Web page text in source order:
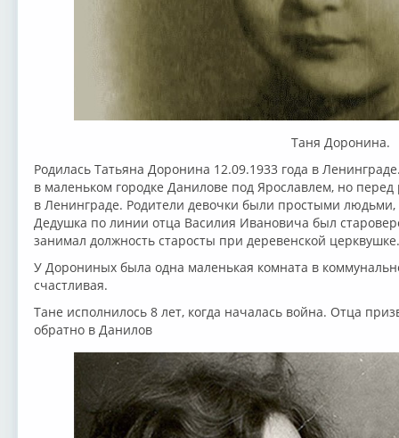
Таня Доронина.
Родилась Татьяна Доронина 12.09.1933 года в
в маленьком городке Данилове под Ярославлем, но
в Ленинграде. Родители девочки были простыми людьми,
Дедушка по линии отца Василия Ивановича был
занимал должность старосты при деревенской церквушке.
У Дорониных была одна маленькая комната в
счастливая.
Тане исполнилось 8 лет, когда началась война. Отца
обратно в Данилов